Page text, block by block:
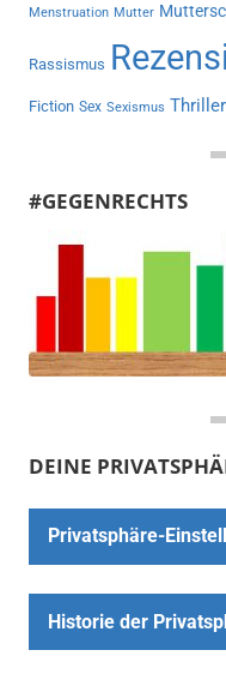
Menstruation Mutter
Rassismus
Fiction Sex Sexismus Thriller
#GEGENRECHTS
DEINE
Privatsphäre-
Historie der